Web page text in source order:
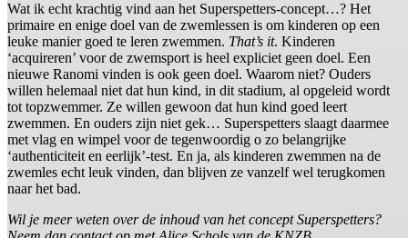
Wat ik echt krachtig vind aan het Superspetters-concept…? Het
primaire en enige doel van de zwemlessen is om kinderen op een
leuke manier goed te leren zwemmen. That’s it. Kinderen
‘acquireren’ voor de zwemsport is heel expliciet geen doel. Een
nieuwe Ranomi vinden is ook geen doel. Waarom niet? Ouders
willen helemaal niet dat hun kind, in dit stadium, al opgeleid wordt
tot topzwemmer. Ze willen gewoon dat hun kind goed leert
zwemmen. En ouders zijn niet gek… Superspetters slaagt daarmee
met vlag en wimpel voor de tegenwoordig o zo belangrijke
‘authenticiteit en eerlijk’-test. En ja, als kinderen zwemmen na de
zwemles echt leuk vinden, dan blijven ze vanzelf wel terugkomen
naar het bad.
Wil je meer weten over de inhoud van het concept Superspetters?